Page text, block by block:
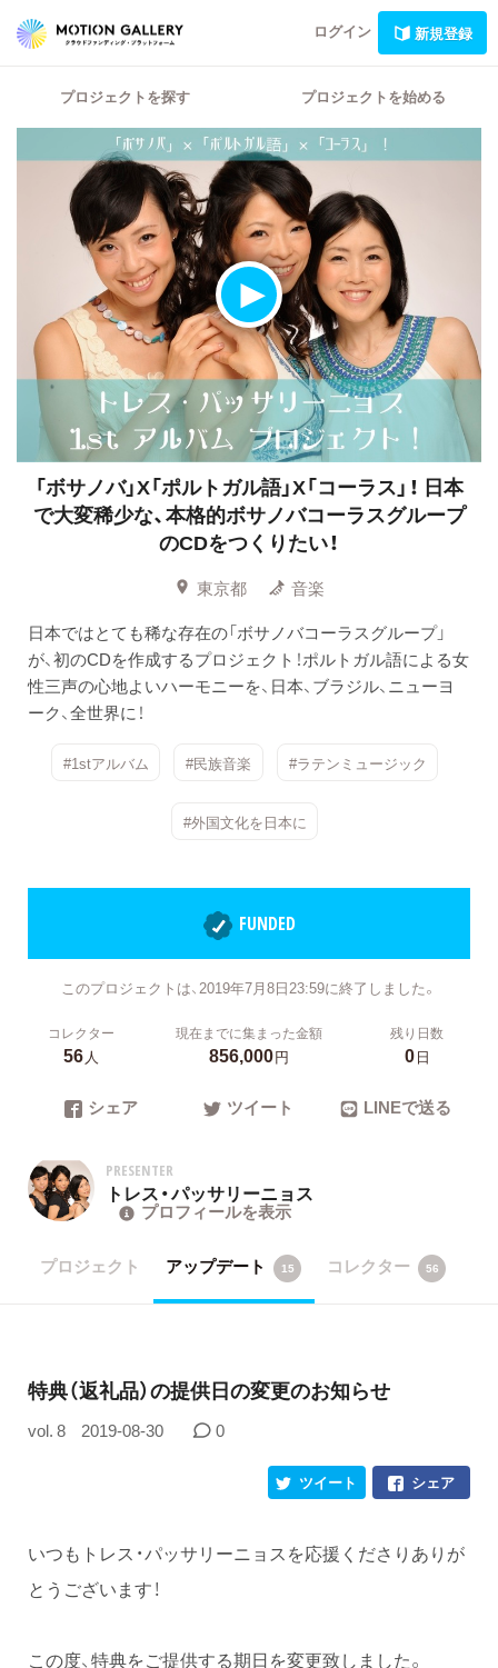
ログイン 新規登録
プロジェクトを探す プロジェクトを始める
「ボサノバ」X「ポルトガル語」X「コーラス」！ 日本
で大変稀少な、本格的ボサノバコーラスグループ
のCDをつくりたい！
東京都
音楽
日本ではとても稀な存在の「ボサノバコーラスグループ」
が、初のCDを作成するプロジェクト！ポルトガル語による女
性三声の心地よいハーモニーを、日本、ブラジル、ニューヨ
ーク、全世界に！
#1stアルバム #民族音楽 #ラテンミュージック
#外国文化を日本に
FUNDED
このプロジェクトは、2019年7月8日23:59に終了しました。
コレクター
56人
現在までに集まった金額
856,000円
残り日数
0日
シェア ツイート LINEで送る
PRESENTER
トレス・パッサリーニョス
プロフィールを表示
プロジェクト アップデート 15 コレクター 56
特典（返礼品）の提供日の変更のお知らせ
vol. 8 2019-08-30 0
シェア
ツイート
いつもトレス・パッサリーニョスを応援くださりありが
とうございます！
この度、特典をご提供する期日を変更致しました。